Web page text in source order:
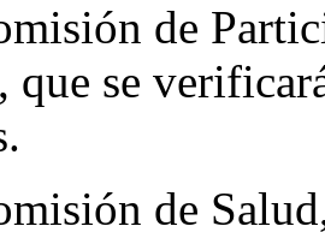
de
que se
de